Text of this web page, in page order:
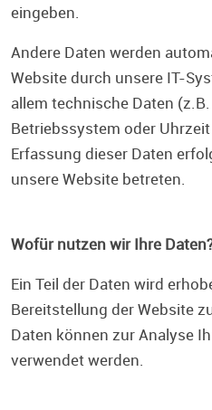
eingeben.
Andere Daten werden
Website durch unsere IT-
allem technische Daten
Betriebssystem oder
Erfassung dieser Daten
unsere Website betreten.
Wofür nutzen wir Ihre
Ein Teil der Daten wird
Bereitstellung der Website
Daten können zur Analyse
verwendet werden.